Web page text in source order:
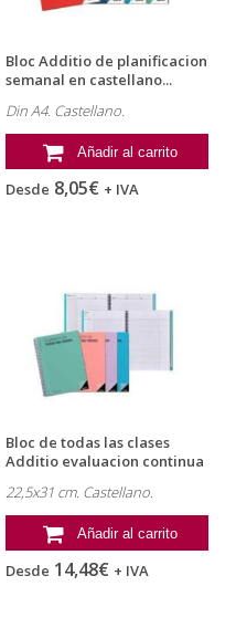
Bloc Additio de planificacion
semanal en castellano...
Din A4. Castellano.
Añadir al carrito
Desde 8,05€ + IVA
Bloc de todas las clases
Additio evaluacion continua
22,5x31 cm. Castellano.
Añadir al carrito
Desde 14,48€ + IVA